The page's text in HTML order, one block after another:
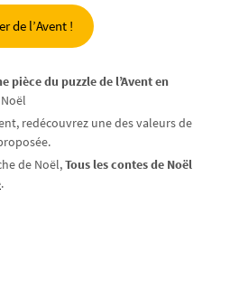
de l’Avent !
pièce du puzzle de l’Avent en
redécouvrez une des valeurs de
de Noël,Tous les contes de Noël
.